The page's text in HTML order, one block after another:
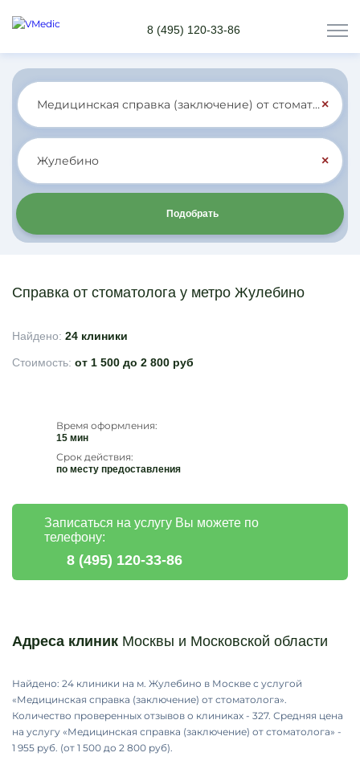
8 (495) 120-33-86
×
×
Подобрать
Справка от стоматолога у метро Жулебино
Найдено: 24 клиники
Стоимость: от 1 500 до 2 800 руб
Время оформления:
15 мин
Срок действия:
по месту предоставления
Записаться на услугу Вы можете по
телефону:
8 (495) 120-33-86
Адреса клиник Москвы и Московской области
Найдено: 24 клиники на м. Жулебино в Москве с услугой
«Медицинская справка (заключение) от стоматолога».
Количество проверенных отзывов о клиниках - 327. Средняя цена
на услугу «Медицинская справка (заключение) от стоматолога» -
1 955 руб. (от 1 500 до 2 800 руб).